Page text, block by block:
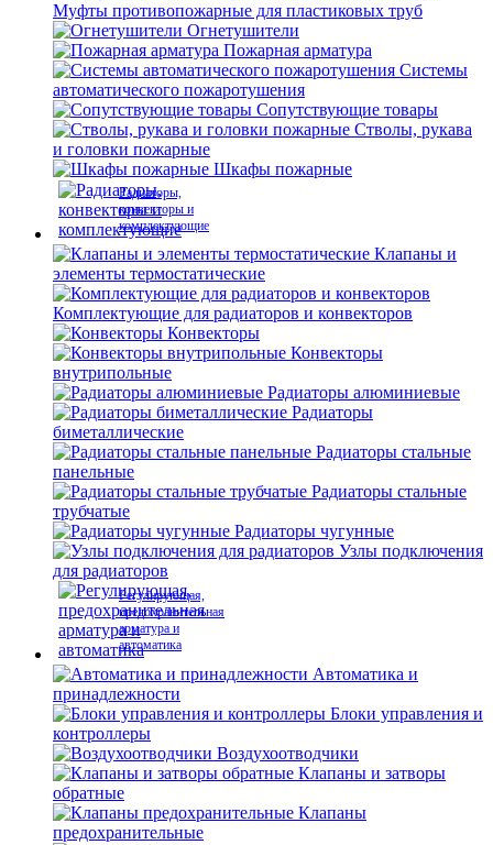
Муфты противопожарные для пластиковых труб
Огнетушители
Пожарная арматура
Системы
автоматического пожаротушения
Сопутствующие товары
Стволы, рукава
и головки пожарные
Шкафы пожарные
Радиаторы,
конвекторы и
комплектующие
Клапаны и
элементы термостатические
Комплектующие для радиаторов и конвекторов
Конвекторы
Конвекторы
внутрипольные
Радиаторы алюминиевые
Радиаторы
биметаллические
Радиаторы стальные
панельные
Радиаторы стальные
трубчатые
Радиаторы чугунные
Узлы подключения
для радиаторов
Регулирующая,
предохранительная
арматура и
автоматика
Автоматика и
принадлежности
Блоки управления и
контроллеры
Воздухоотводчики
Клапаны и затворы
обратные
Клапаны
предохранительные